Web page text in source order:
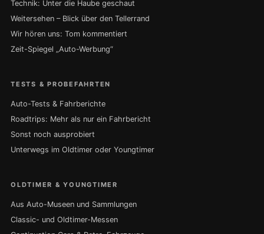
Technik: Unter die Haube geschaut
Weitersehen – Blick über den Tellerrand
Wir hören uns: Tom kommentiert
Zeit-Spiegel „Auto-Werbung“
TESTS & PROBEFAHRTEN
Auto-Tests & Fahrberichte
Roadtrips: Mehr als nur ein Fahrbericht
Sonst noch ausprobiert
Unterwegs im Oldtimer oder Youngtimer
OLDTIMER & YOUNGTIMER
Aus Auto-Museen und Sammlungen
Classic- und Oldtimer-Messen